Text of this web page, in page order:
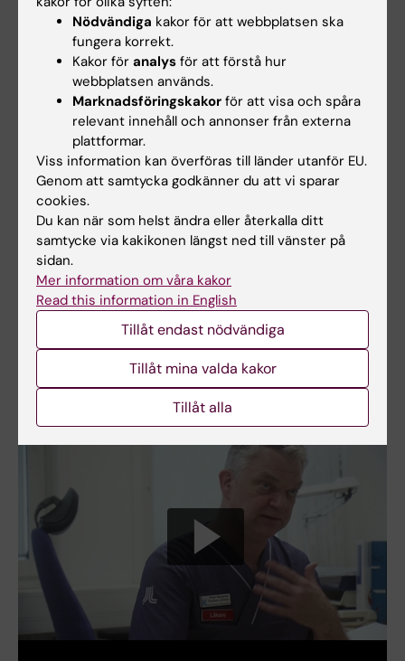
Peter Bergmanär född i Järfälla 1973. Han tog
läkarexamen vid Karolinska Institutet 2001 och
disputerade vid samma lärosäte 2005. Som
kliniker har han sedan 2003 huvudsakligen varit
verksam vid Karolinska Universitetssjukhuset där
han idag är överläkare.
Peter Bergman gjorde klinisk postdoc vid
Karolinska Universitetssjukhuset 2008–2012. 2013
blev han docent samt specialistläkare i klinisk
mikrobiologi.
Peter Bergman har anställts som professor i
klinisk immunologi vid Karolinska Institutet från 1
september 2022.
Nödvändiga kakor för att webbplatsen ska
fungera korrekt.
Kakor för analys för att förstå hur
webbplatsen används.
Marknadsföringskakor för att visa och spåra
relevant innehåll och annonser från externa
plattformar.
Viss information kan överföras till länder utanför EU.
Genom att samtycka godkänner du att vi sparar
cookies.
Du kan när som helst ändra eller återkalla ditt
samtycke via kakikonen längst ned till vänster på
sidan.
Mer information om våra kakor
Read this information in English
Tillåt endast nödvändiga
Tillåt mina valda kakor
Tillåt alla